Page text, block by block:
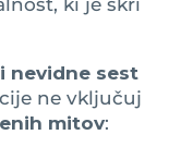
nevidne sest
ne vključuj
mitov: